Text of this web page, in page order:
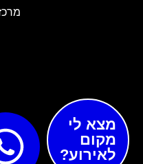
מצא לי
מקום
לאירוע?